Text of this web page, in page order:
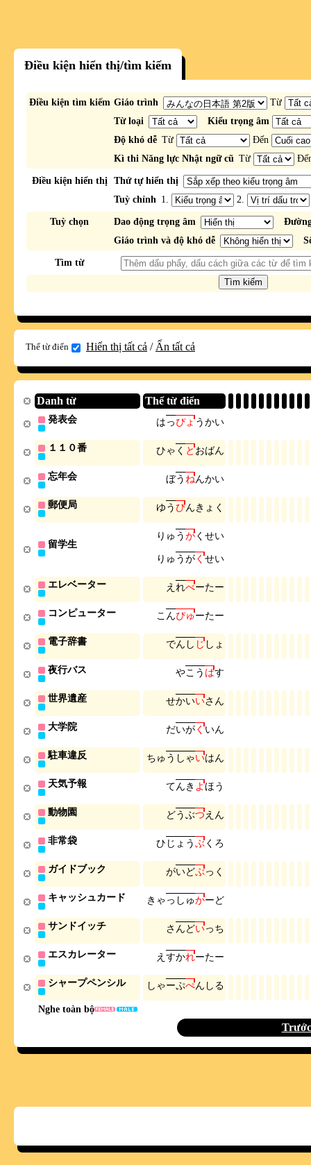
Điều kiện hiển thị/tìm kiếm
Điều kiện tìm kiếm Giáo trình
Từ
Từ loại
Kiểu trọng âm
Độ khó dễ Từ
Đến
Kì thi Năng lực Nhật ngữ cũ Từ
Điều kiện hiển thị
Thứ tự hiển thị
Tuỳ chỉnh 1. 2.
Tuỳ chọn Dao động trọng âm
Giáo trình và độ khó dễ
Tìm từ
Thể từ điển Hiển thị tất cả / Ẩn tất cả
Danh từ Thể từ điển
Nghe toàn bộ
発表会 はっぴょうかい
１１０番 ひゃ く とおばん
忘年会 ぼう ねんかい
郵便局 ゆうびんき ょ く
留学生
り ゅ うがく せい
り ゅ うがくせい
エレベーター え れべーたー
コンピューター こ んぴゅーたー
電子辞書 でん し じし ょ
夜行バス やこ う ばす
世界遺産 せかいいさ ん
大学院 だいがくいん
駐車違反 ちゅ う し ゃいはん
天気予報 てんき よほう
動物園 どうぶつえ ん
非常袋 ひ じ ょ うぶく ろ
ガイドブック がいどぶっ く
キャッシュカード き ゃっ し ゅかーど
サンドイッチ さ んどいっち
エスカレーター え すかれーたー
シャープペンシル し ゃーぷぺん しる
Trước